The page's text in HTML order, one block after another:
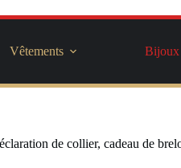
Vêtements Bijoux
de collier, cadeau de